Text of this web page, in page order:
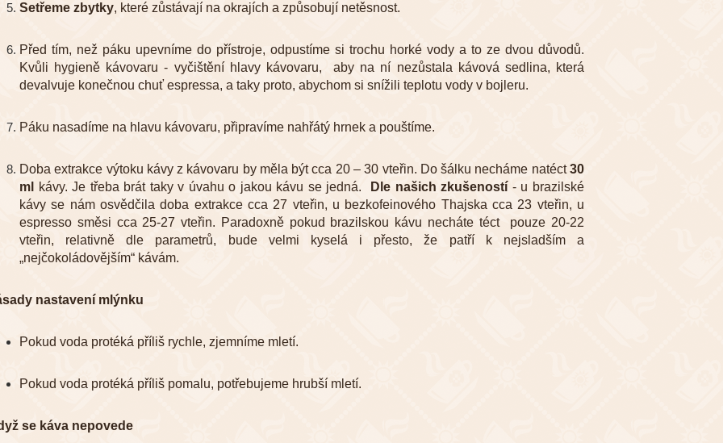
Setřeme zbytky, které zůstávají na okrajích a způsobují netěsnost.
Před tím, než páku upevníme do přístroje, odpustíme si trochu horké vody a to ze dvou důvodů.
Kvůli hygieně kávovaru - vyčištění hlavy kávovaru, aby na ní nezůstala kávová sedlina, která
devalvuje konečnou chuť espressa, a taky proto, abychom si snížili teplotu vody v bojleru.
Páku nasadíme na hlavu kávovaru, připravíme nahřátý hrnek a pouštíme.
Doba extrakce výtoku kávy z kávovaru by měla být cca 20 – 30 vteřin. Do šálku necháme natéct30
ml
kávy. Je třeba brát taky v úvahu o jakou kávu se jedná. Dle našich zkušeností - u brazilské
kávy se nám osvědčila doba extrakce cca 27 vteřin, u bezkofeinového Thajska cca 23 vteřin, u
espresso směsi cca 25-27 vteřin. Paradoxně pokud brazilskou kávu necháte téct pouze 20-22
vteřin, relativně dle parametrů, bude velmi kyselá i přesto, že patří k nejsladším a
„nejčokoládovějším“ kávám.
nastavení mlýnku
Pokud voda protéká příliš rychle, zjemníme mletí.
Pokud voda protéká příliš pomalu, potřebujeme hrubší mletí.
se káva nepovede